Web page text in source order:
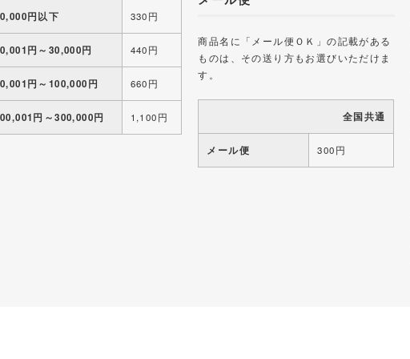
円以下 330円
円～30,000円 440円
円～100,000円 660円
円～300,000円 1,100円
商品名に「メール便ＯＫ」の記載がある
ものは、その送り方もお選びいただけま
す。
全国共通
メール便 300円